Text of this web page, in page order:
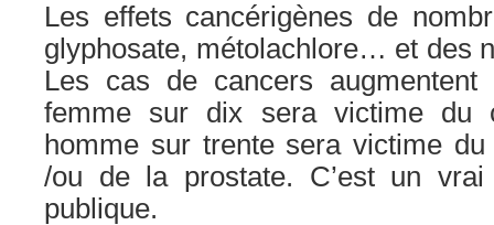
Les effets cancérigènes de
glyphosate, métolachlore… et des
Les cas de cancers augmentent
femme sur dix sera victime du
homme sur trente sera victime
/ou de la prostate. C’est un
publique.